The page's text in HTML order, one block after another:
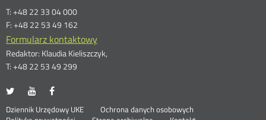
T: +48 22 33 04 000
F: +48 22 53 49 162
Formularz kontaktowy
Redaktor: Klaudia Kieliszczyk,
T: +48 22 53 49 299
UKE
portalu
Otwórz
nowym
UKE
portalu
Otwórz
nowymportalu
nowym
Dziennik Urzędowy UKE Otwórz
Ochrona danych osobowych